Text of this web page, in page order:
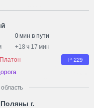
0 мин в пути
+18 ч 17 мин
Р-229
г.